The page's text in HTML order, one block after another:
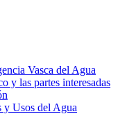
Vasca del Agua
y las partes interesadas
y Usos del Agua